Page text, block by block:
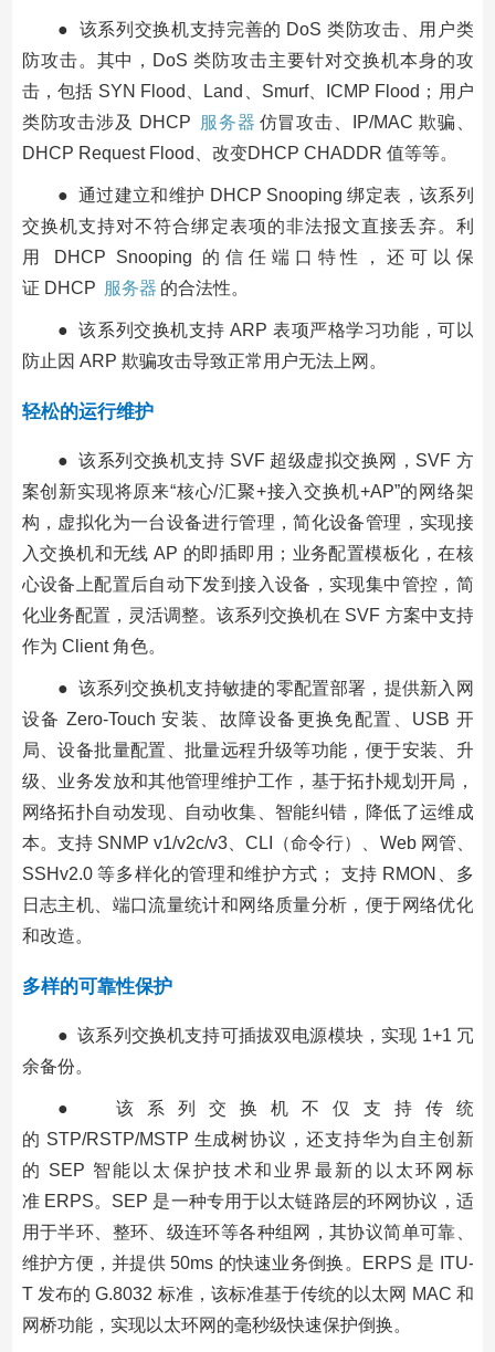
● 该系列交换机支持完善的 DoS 类防攻击、用户类
防攻击。其中，DoS 类防攻击主要针对交换机本身的攻
击，包括 SYN Flood、Land、Smurf、ICMP Flood；用户
类防攻击涉及 DHCP
服务器 仿冒攻击、IP/MAC 欺骗、
DHCP Request Flood、改变DHCP CHADDR 值等等。
● 通过建立和维护 DHCP Snooping 绑定表，该系列
交换机支持对不符合绑定表项的非法报文直接丢弃。利
用 DHCP Snooping 的信任端口特性，还可以保
证 DHCP 服务器 的合法性。
● 该系列交换机支持 ARP 表项严格学习功能，可以
防止因 ARP 欺骗攻击导致正常用户无法上网。
轻松的运行维护
● 该系列交换机支持 SVF 超级虚拟交换网，SVF 方
案创新实现将原来“核心/汇聚+接入交换机+AP”的网络架
构，虚拟化为一台设备进行管理，简化设备管理，实现接
入交换机和无线 AP 的即插即用；业务配置模板化，在核
心设备上配置后自动下发到接入设备，实现集中管控，简
化业务配置，灵活调整。该系列交换机在 SVF 方案中支持
作为 Client 角色。
● 该系列交换机支持敏捷的零配置部署，提供新入网
设备 Zero-Touch 安装、故障设备更换免配置、USB 开
局、设备批量配置、批量远程升级等功能，便于安装、升
级、业务发放和其他管理维护工作，基于拓扑规划开局，
网络拓扑自动发现、自动收集、智能纠错，降低了运维成
本。支持 SNMP v1/v2c/v3、CLI（命令行）、Web 网管、
SSHv2.0 等多样化的管理和维护方式； 支持 RMON、多
日志主机、端口流量统计和网络质量分析，便于网络优化
和改造。
多样的可靠性保护
● 该系列交换机支持可插拔双电源模块，实现 1+1 冗
余备份。
● 该系列交换机不仅支持传统
的 STP/RSTP/MSTP 生成树协议，还支持华为自主创新
的 SEP 智能以太保护技术和业界最新的以太环网标
准 ERPS。SEP 是一种专用于以太链路层的环网协议，适
用于半环、整环、级连环等各种组网，其协议简单可靠、
维护方便，并提供 50ms 的快速业务倒换。ERPS 是 ITU-
T 发布的 G.8032 标准，该标准基于传统的以太网 MAC 和
网桥功能，实现以太环网的毫秒级快速保护倒换。